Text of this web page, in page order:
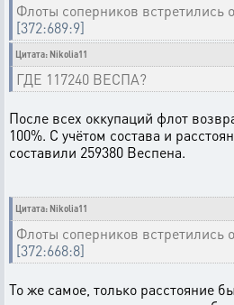
Флоты соперников встретились
[372:689:9]
Цитата: Nikolia11
ГДЕ 117240 ВЕСПА?
После всех оккупаций флот
100%. С учётом состава и
составили 259380 Веспена.
Цитата: Nikolia11
Флоты соперников встретились
[372:668:8]
То же самое, только расстояние